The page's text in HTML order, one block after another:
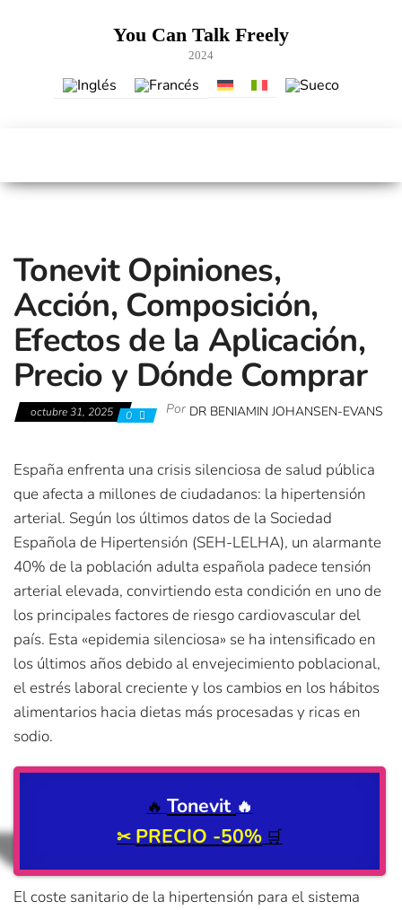
You Can Talk Freely
2024
Tonevit Opiniones,
Acción, Composición,
Efectos de la Aplicación,
Precio y Dónde Comprar
octubre 31, 2025 0 Por DR BENIAMIN JOHANSEN-EVANS
España enfrenta una crisis silenciosa de salud pública
que afecta a millones de ciudadanos: la hipertensión
arterial. Según los últimos datos de la Sociedad
Española de Hipertensión (SEH-LELHA), un alarmante
40% de la población adulta española padece tensión
arterial elevada, convirtiendo esta condición en uno de
los principales factores de riesgo cardiovascular del
país. Esta «epidemia silenciosa» se ha intensificado en
los últimos años debido al envejecimiento poblacional,
el estrés laboral creciente y los cambios en los hábitos
alimentarios hacia dietas más procesadas y ricas en
sodio.
🔥 Tonevit 🔥
✂ PRECIO -50% 🛒
El coste sanitario de la hipertensión para el sistema